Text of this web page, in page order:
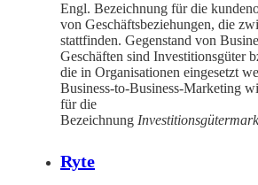
Engl. Bezeichnung für die
von Geschäftsbeziehungen, die
stattfinden. Gegenstand von
Geschäften sind Investitionsgüter
die in Organisationen eingesetzt
Business-to-Business-Marketing
für die
Bezeichnung
Ryte